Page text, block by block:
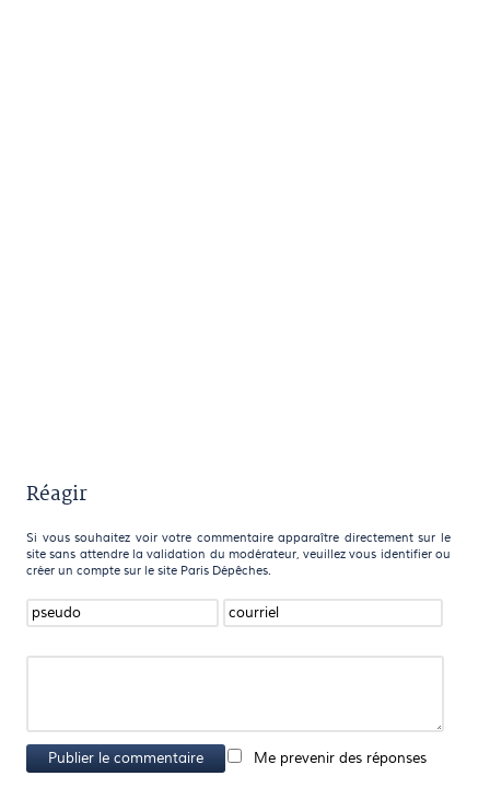
Réagir
Si vous souhaitez voir votre commentaire apparaître directement sur le
site sans attendre la validation du modérateur, veuillez vous identifier ou
créer un compte sur le site Paris Dépêches.
Publier le commentaire Me prevenir des réponses